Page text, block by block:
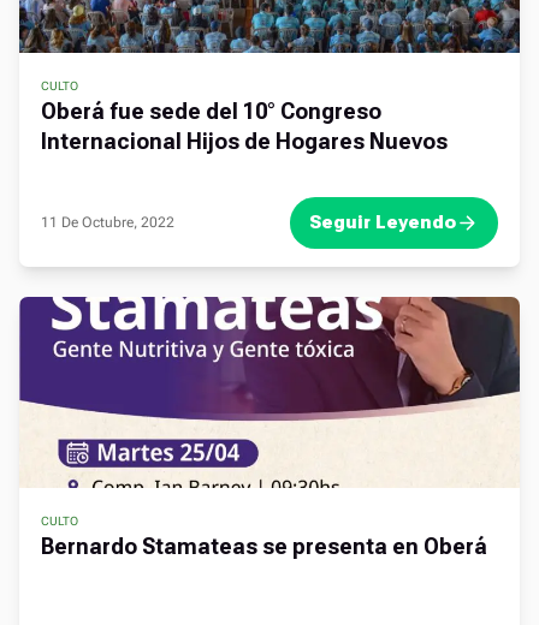
CULTO
Oberá fue sede del 10° Congreso
Internacional Hijos de Hogares Nuevos
11 De Octubre, 2022 Seguir Leyendo
CULTO
Bernardo Stamateas se presenta en Oberá